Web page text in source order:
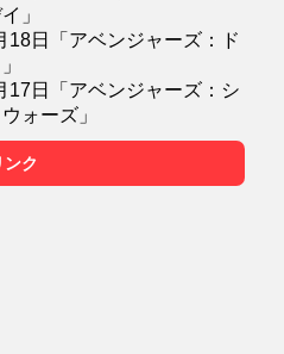
」
日「アベンジャーズ：ド
日「アベンジャーズ：シ
ォーズ」
ンク